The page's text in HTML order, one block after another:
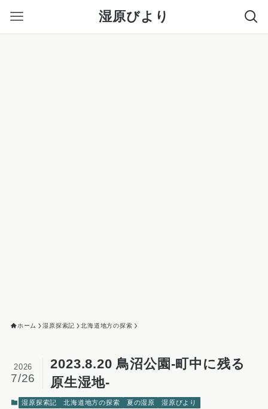
湿原びより
ホーム 湿原探索記 北海道地方の探索
2023.8.20 鳥沼公園-町中に残る
原生湿地-
2026
7/26
湿原探索記 北海道地方の探索 夏の湿原 湿原びより